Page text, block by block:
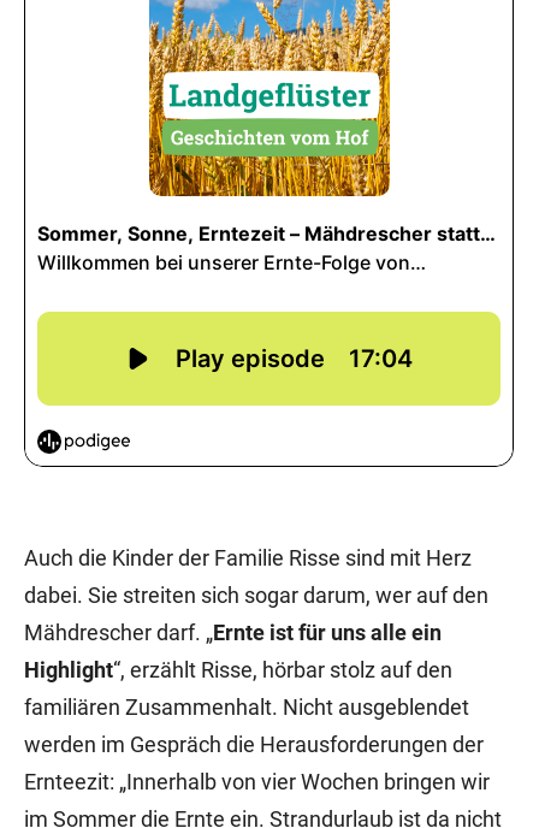
Auch die Kinder der Familie Risse sind mit Herz
dabei. Sie streiten sich sogar darum, wer auf den
Mähdrescher darf. „Ernte ist für uns alle ein
Highlight“, erzählt Risse, hörbar stolz auf den
familiären Zusammenhalt. Nicht ausgeblendet
werden im Gespräch die Herausforderungen der
Ernteezit: „Innerhalb von vier Wochen bringen wir
im Sommer die Ernte ein. Strandurlaub ist da nicht